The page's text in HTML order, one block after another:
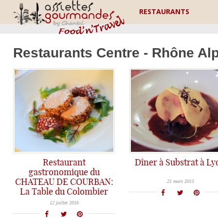
RESTAURANTS
Restaurants Centre - Rhône
Restaurant
gastronomique du
CHATEAU DE COURBAN:
La Table du Colombier
Le Château de Courban c'est aussi un restaurant gastronomique: Venez découvrir la Table du Colombier!
12 juillet 2016
Dîner à Substrat à
21 mars 2015